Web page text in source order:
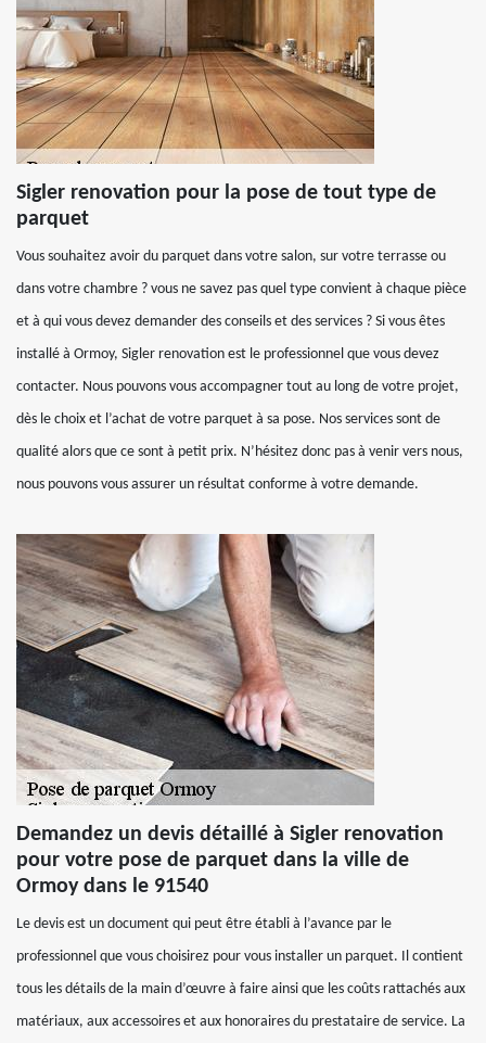
Sigler renovation pour la pose de tout type de
parquet
Vous souhaitez avoir du parquet dans votre salon, sur votre terrasse ou
dans votre chambre ? vous ne savez pas quel type convient à chaque pièce
et à qui vous devez demander des conseils et des services ? Si vous êtes
installé à Ormoy, Sigler renovation est le professionnel que vous devez
contacter. Nous pouvons vous accompagner tout au long de votre projet,
dès le choix et l’achat de votre parquet à sa pose. Nos services sont de
qualité alors que ce sont à petit prix. N’hésitez donc pas à venir vers nous,
nous pouvons vous assurer un résultat conforme à votre demande.
Demandez un devis détaillé à Sigler renovation
pour votre pose de parquet dans la ville de
Ormoy dans le 91540
Le devis est un document qui peut être établi à l’avance par le
professionnel que vous choisirez pour vous installer un parquet. Il contient
tous les détails de la main d’œuvre à faire ainsi que les coûts rattachés aux
matériaux, aux accessoires et aux honoraires du prestataire de service. La